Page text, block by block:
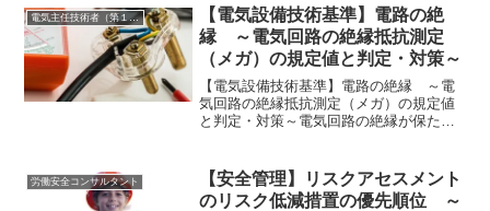
系、施工系、技術コンサル系の資格を既
に保有しており、...
電気主任技術者（第１種、２種、３種）
【電気設備技術基準】電路の絶
縁 ～電気回路の絶縁抵抗測定
（メガ）の規定値と判定・対策～
【電気設備技術基準】電路の絶縁 ～電
気回路の絶縁抵抗測定（メガ）の規定値
と判定・対策～電気回路の絶縁が保たれ
感電事故の危険性があります。電気回路
の絶縁性能は、絶縁材（電...
労働安全コンサルタント
【安全管理】リスクアセスメント
のリスク低減措置の優先順位 ～